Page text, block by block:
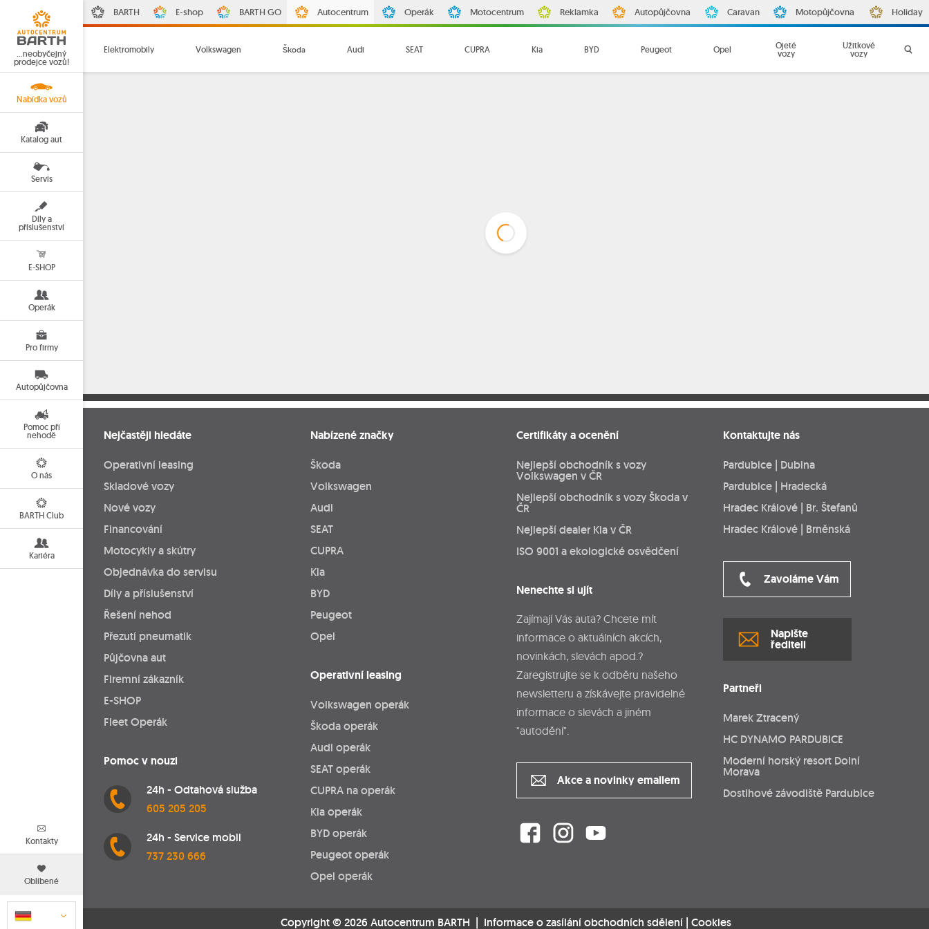
…neobyčejný
prodejce vozů!
Nabídka vozů
Katalog aut
Servis
Díly a
příslušenství
E-SHOP
Operák
Pro firmy
Autopůjčovna
Pomoc při
nehodě
O nás
BARTH Club
Kariéra
Kontakty
Oblíbené
BARTH E-shop BARTH GO Autocentrum Operák Motocentrum Reklamka Autopůjčovna Caravan Motopůjčovna Holiday
Elektromobily Volkswagen Škoda Audi SEAT CUPRA Kia BYD Peugeot Opel
Ojeté
vozy
Užitkové
vozy
Nejčastěji hledáte
Operativní leasing
Skladové vozy
Nové vozy
Financování
Motocykly a skútry
Objednávka do servisu
Díly a příslušenství
Řešení nehod
Přezutí pneumatik
Půjčovna aut
Firemní zákazník
E-SHOP
Fleet Operák
Pomoc v nouzi
24h - Odtahová služba
605 205 205
24h - Service mobil
737 230 666
Nabízené značky
Škoda
Volkswagen
Audi
SEAT
CUPRA
Kia
BYD
Peugeot
Opel
Operativní leasing
Volkswagen operák
Škoda operák
Audi operák
SEAT operák
CUPRA na operák
Kia operák
BYD operák
Peugeot operák
Opel operák
Certifikáty a ocenění
Nejlepší obchodník s vozy
Volkswagen v ČR
Nejlepší obchodník s vozy Škoda v
ČR
Nejlepší dealer Kia v ČR
ISO 9001 a ekologické osvědčení
Nenechte si ujít
Zajímají Vás auta? Chcete mít
informace o aktuálních akcích,
novinkách, slevách apod.?
Zaregistrujte se k odběru našeho
newsletteru a získávejte pravidelné
informace o slevách a jiném
"autodění".
Akce a novinky emailem
Kontaktujte nás
Pardubice | Dubina
Pardubice | Hradecká
Hradec Králové | Br. Štefanů
Hradec Králové | Brněnská
Zavoláme Vám
Napište
řediteli
Partneři
Marek Ztracený
HC DYNAMO PARDUBICE
Moderní horský resort Dolní
Morava
Dostihové závodiště Pardubice
Copyright © 2026 Autocentrum BARTH | Informace o zasílání obchodních sdělení | Cookies